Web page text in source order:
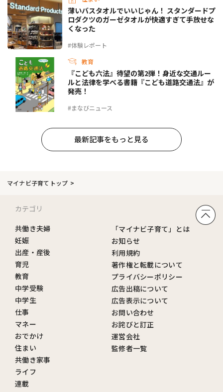
#体験レポート
薄いバスタオルでいいじゃん！ スタンダードプ
ロダクツのガーゼタオルが快適すぎて手放せな
くなった
教育
#まなびニュース
『こども六法』待望の第2弾！身近な交通ルー
ルと法律を学べる書籍『こども道路交通法』が
発売！
最新記事をもっと見る
マイナビ子育てトップ
カテゴリ
共働き夫婦
妊娠
出産・産後
育児
教育
中学受験
中学生
仕事
マネー
おでかけ
住まい
共働き家事
ライフ
連載
「マイナビ子育て」とは
お知らせ
利用規約
著作権と転載について
プライバシーポリシー
広告出稿について
広告表示について
お問い合わせ
お詫びと訂正
運営会社
監修者一覧